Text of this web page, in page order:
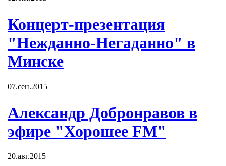
Концерт-презентация
"Нежданно-Негаданно" в
Минске
07.сен.2015
Александр Добронравов в
эфире "Хорошее FM"
20.авг.2015